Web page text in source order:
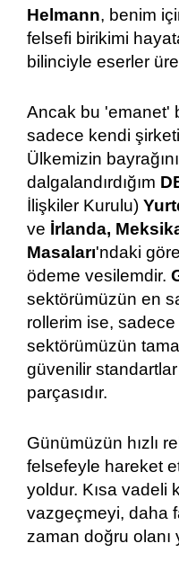
Helmann, benim
felsefi birikimi
bilinciyle eserler
Ancak bu 'emanet'
sadece kendi
Ülkemizin
dalgalandırdığım
İlişkiler Kurulu)
ve İrlanda,
Masaları'ndaki
ödeme vesilemdir.
sektörümüzün en
rollerim ise,
sektörümüzün
güvenilir
parçasıdır.
Günümüzün hızlı
felsefeyle hareket
yoldur. Kısa vadeli
vazgeçmeyi, daha
zaman doğru olanı